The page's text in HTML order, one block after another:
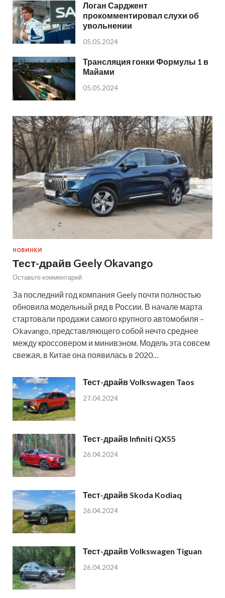
Логан Сарджент
прокомментировал слухи об
увольнении
05.05.2024
Трансляция гонки Формулы 1 в
Майами
05.05.2024
НОВИНКИ
Тест-драйв Geely Okavango
Оставьте комментарий
За последний год компания Geely почти полностью
обновила модельный ряд в России. В начале марта
стартовали продажи самого крупного автомобиля –
Okavango, представляющего собой нечто среднее
между кроссовером и минивэном. Модель эта совсем
свежая, в Китае она появилась в 2020…
Тест-драйв Volkswagen Taos
27.04.2024
Тест-драйв Infiniti QX55
26.04.2024
Тест-драйв Skoda Kodiaq
26.04.2024
Тест-драйв Volkswagen Tiguan
26.04.2024